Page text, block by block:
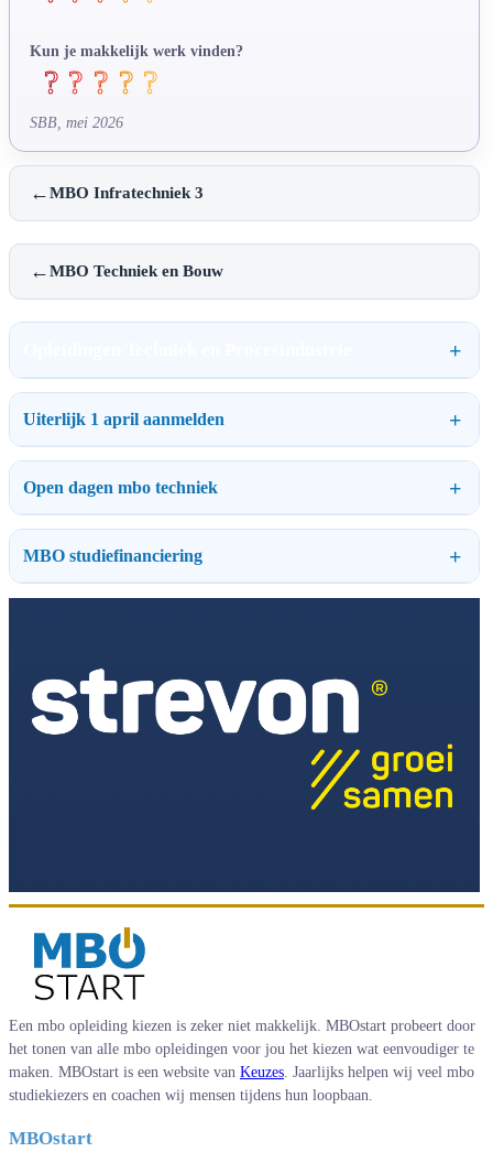
Kun je makkelijk werk vinden?
SBB, mei 2026
←MBO Infratechniek 3
←MBO Techniek en Bouw
Uiterlijk 1 april aanmelden
Open dagen mbo techniek
MBO studiefinanciering
Een mbo opleiding kiezen is zeker niet makkelijk. MBOstart probeert door
het tonen van alle mbo opleidingen voor jou het kiezen wat eenvoudiger te
maken. MBOstart is een website van Keuzes . Jaarlijks helpen wij veel mbo
studiekiezers en coachen wij mensen tijdens hun loopbaan.
MBOstart